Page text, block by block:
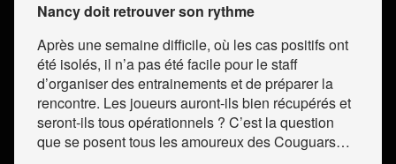
Nancy doit retrouver son rythme
Après une semaine difficile, où les cas positifs ont
été isolés, il n’a pas été facile pour le staff
d’organiser des entrainements et de préparer la
rencontre. Les joueurs auront-ils bien récupérés et
seront-ils tous opérationnels ? C’est la question
que se posent tous les amoureux des Couguars…